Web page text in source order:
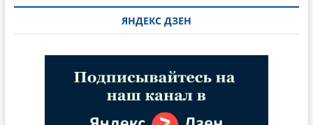
ЯНДЕКС ДЗЕН